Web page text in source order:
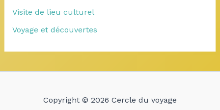
Visite de lieu culturel
Voyage et découvertes
Copyright © 2026 Cercle du voyage